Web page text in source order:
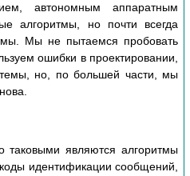
автономным аппаратным
алгоритмы, но почти всегда
Мы не пытаемся пробовать
ошибки в проектировании,
но, по большей части, мы
таковыми являются алгоритмы
идентификации сообщений,